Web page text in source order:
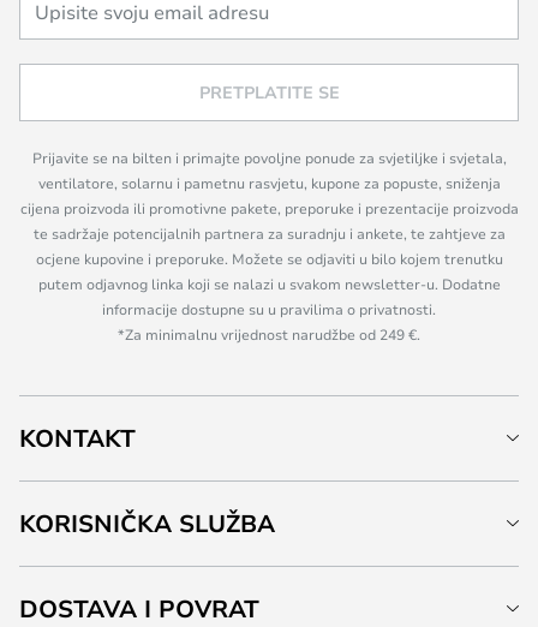
PRETPLATITE SE
Prijavite se na bilten i primajte povoljne ponude za svjetiljke i svjetala,
ventilatore, solarnu i pametnu rasvjetu, kupone za popuste, sniženja
cijena proizvoda ili promotivne pakete, preporuke i prezentacije proizvoda
te sadržaje potencijalnih partnera za suradnju i ankete, te zahtjeve za
ocjene kupovine i preporuke. Možete se odjaviti u bilo kojem trenutku
putem odjavnog linka koji se nalazi u svakom newsletter-u. Dodatne
informacije dostupne su u pravilima o privatnosti.
*Za minimalnu vrijednost narudžbe od 249 €.
KONTAKT
KORISNIČKA SLUŽBA
DOSTAVA I POVRAT